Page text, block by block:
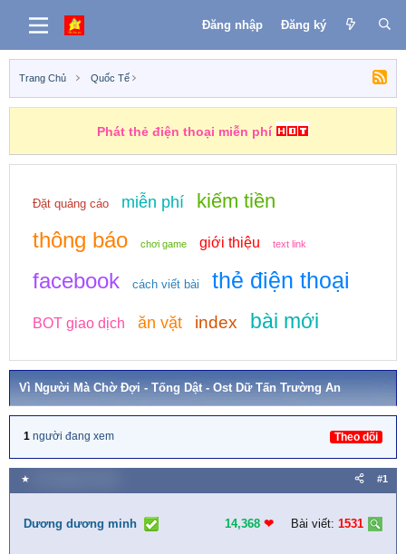
Đăng nhập Đăng ký
Trang Chủ Quốc Tế
Phát thẻ điện thoại miễn phí
Đặt quảng cáo miễn phí kiếm tiền
thông báo chơi game giới thiệu text link
facebook cách viết bài thẻ điện thoại
BOT giao dịch ăn vặt index bài mới
Vì Người Mà Chờ Đợi - Tống Dật - Ost Dữ Tấn Trường An
1 người đang xem Theo dõi
★ #1
Dương dương minh 14,368 ❤︎ Bài viết: 1531